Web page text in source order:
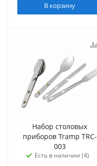
В корзину
Набор столовых
приборов Tramp TRC-
003
Есть в наличии (4)